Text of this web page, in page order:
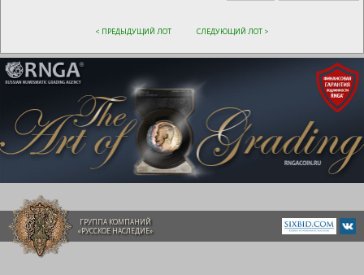
< ПРЕДЫДУЩИЙ ЛОТ СЛЕДУЮЩИЙ ЛОТ >
ГРУППА КОМПАНИЙ
«РУССКОЕ НАСЛЕДИЕ»